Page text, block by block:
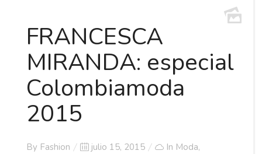
FRANCESCA
MIRANDA: especial
Colombiamoda
2015
By Fashion
Posted
julio 15, 2015 In Moda,